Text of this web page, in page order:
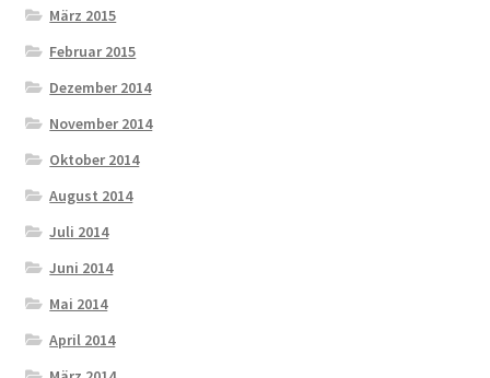
März 2015
Februar 2015
Dezember 2014
November 2014
Oktober 2014
August 2014
Juli 2014
Juni 2014
Mai 2014
April 2014